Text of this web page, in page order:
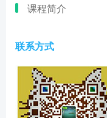
课程简介
联系方式